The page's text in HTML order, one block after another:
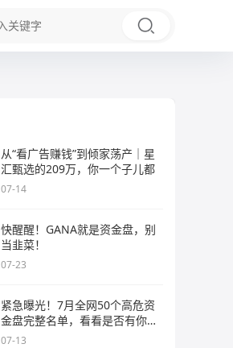
从“看广告赚钱”到倾家荡产｜星
汇甄选的209万，你一个子儿都
07-14
快醒醒！GANA就是资金盘，别
当韭菜！
07-23
紧急曝光！7月全网50个高危资
金盘完整名单，看看是否有你正
在
07-13